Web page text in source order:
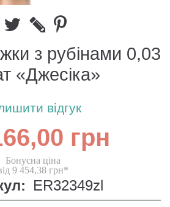
з рубінами 0,03
«Джесіка»
відгук
грн
Бонусна ціна
9 454,38 грн*
ER32349zl